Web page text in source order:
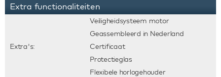
Extra functionaliteiten
Extra's:
Veiligheidsysteem motor
Geassembleerd in Nederland
Certificaat
Protectieglas
Flexibele horlogehouder